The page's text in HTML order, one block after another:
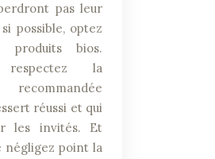
pas leur
possible, optez
produits bios.
respectez la
réussi et qui
les invités. Et
négligez point la